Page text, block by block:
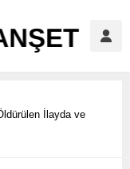
İlayda ve